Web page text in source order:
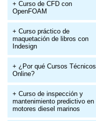
+ Curso de CFD con
OpenFOAM
+ Curso práctico de
maquetación de libros con
Indesign
+ ¿Por qué Cursos Técnicos
Online?
+ Curso de inspección y
mantenimiento predictivo en
motores diesel marinos